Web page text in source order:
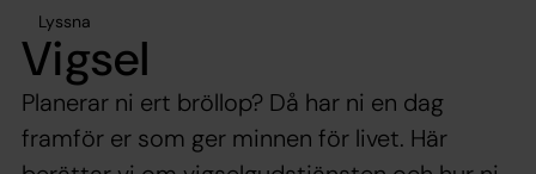
Lyssna
Vigsel
Planerar ni ert bröllop? Då har ni en dag
framför er som ger minnen för livet. Här